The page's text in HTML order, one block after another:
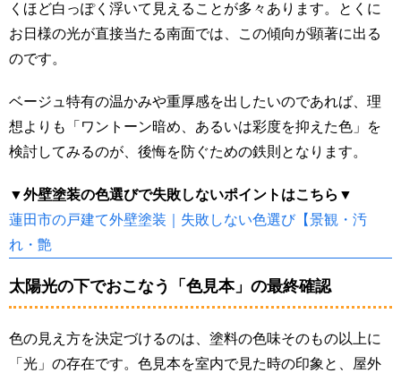
くほど白っぽく浮いて見えることが多々あります。とくに
お日様の光が直接当たる南面では、この傾向が顕著に出る
のです。
ベージュ特有の温かみや重厚感を出したいのであれば、理
想よりも「ワントーン暗め、あるいは彩度を抑えた色」を
検討してみるのが、後悔を防ぐための鉄則となります。
▼外壁塗装の色選びで失敗しないポイントはこちら▼
蓮田市の戸建て外壁塗装｜失敗しない色選び【景観・汚
れ・艶
太陽光の下でおこなう「色見本」の最終確認
色の見え方を決定づけるのは、塗料の色味そのもの以上に
「光」の存在です。色見本を室内で見た時の印象と、屋外